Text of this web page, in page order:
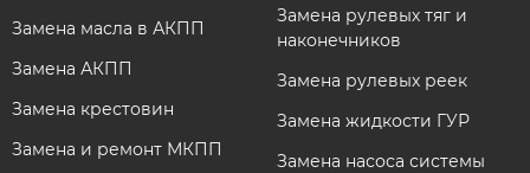
Замена масла в АКПП
Замена АКПП
Замена крестовин
Замена и ремонт МКПП
Замена рулевых тяг и
наконечников
Замена рулевых реек
Замена жидкости ГУР
Замена насоса системы